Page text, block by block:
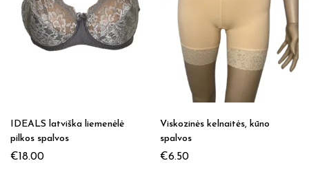
IDEALS latviška liemenėlė
pilkos spalvos
€18.00
Viskozinės kelnaitės, kūno
spalvos
€6.50